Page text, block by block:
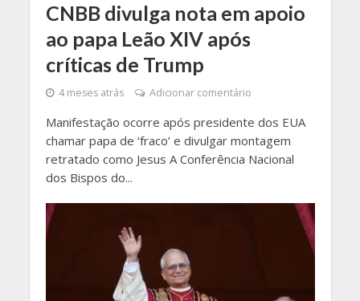
CNBB divulga nota em apoio
ao papa Leão XIV após
críticas de Trump
4 meses atrás Adicionar comentário
Manifestação ocorre após presidente dos EUA
chamar papa de ‘fraco’ e divulgar montagem
retratado como Jesus A Conferência Nacional
dos Bispos do...